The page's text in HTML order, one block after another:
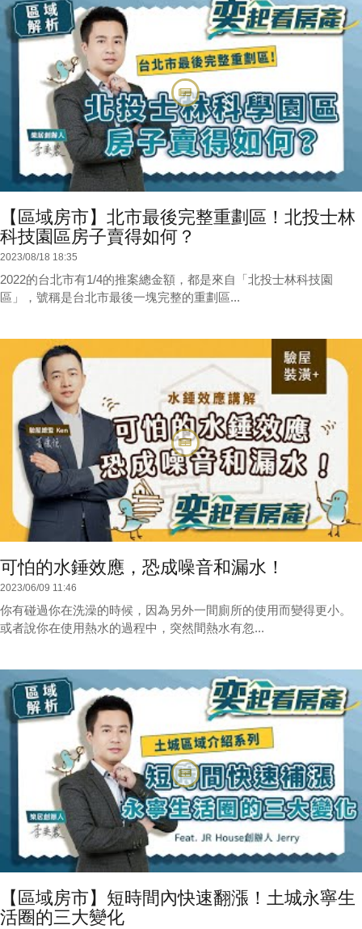
【區域房市】北市最後完整重劃區！北投士林
科技園區房子賣得如何？
2023/08/18 18:35
2022的台北市有1/4的推案總金額，都是來自「北投士林科技園
區」，號稱是台北市最後一塊完整的重劃區...
可怕的水錘效應，恐成噪音和漏水！
2023/06/09 11:46
你有碰過你在洗澡的時候，因為另外一間廁所的使用而變得更小。
或者說你在使用熱水的過程中，突然間熱水有忽...
【區域房市】短時間內快速翻漲！土城永寧生
活圈的三大變化